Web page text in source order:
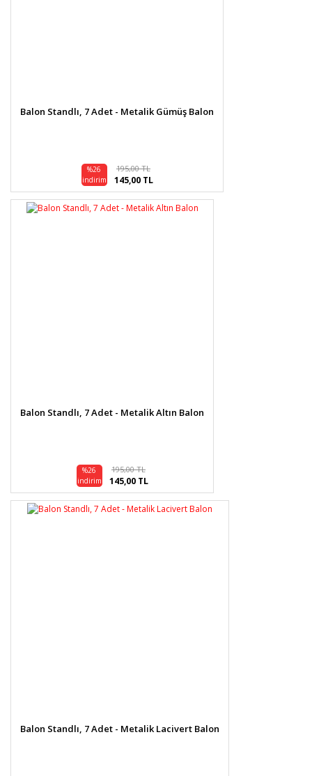
Balon Standlı, 7 Adet - Metalik Gümüş Balon
%26
indirim
195,00 TL
145,00 TL
Balon Standlı, 7 Adet - Metalik Altın Balon
%26
indirim
195,00 TL
145,00 TL
Balon Standlı, 7 Adet - Metalik Lacivert Balon